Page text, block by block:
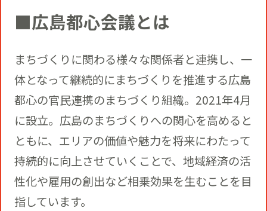
■広島都心会議とは
まちづくりに関わる様々な関係者と連携し、一
体となって継続的にまちづくりを推進する広島
都心の官民連携のまちづくり組織。2021年4月
に設立。広島のまちづくりへの関心を高めると
ともに、エリアの価値や魅力を将来にわたって
持続的に向上させていくことで、地域経済の活
性化や雇用の創出など相乗効果を生むことを目
指しています。